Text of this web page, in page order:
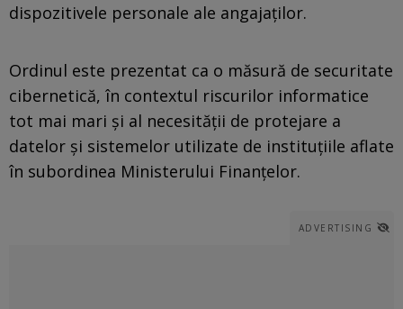
dispozitivele personale ale angajaților.
Ordinul este prezentat ca o măsură de securitate
cibernetică, în contextul riscurilor informatice
tot mai mari și al necesității de protejare a
datelor și sistemelor utilizate de instituțiile aflate
în subordinea Ministerului Finanțelor.
ADVERTISING